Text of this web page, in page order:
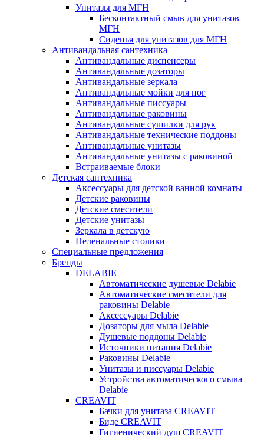
Унитазы для МГН
Бесконтактный смыв для унитазов
МГН
Сиденья для унитазов для МГН
Антивандальная сантехника
Антивандальные диспенсеры
Антивандальные дозаторы
Антивандальные зеркала
Антивандальные мойки для ног
Антивандальные писсуары
Антивандальные раковины
Антивандальные сушилки для рук
Антивандальные технические поддоны
Антивандальные унитазы
Антивандальные унитазы с раковиной
Встраиваемые блоки
Детская сантехника
Аксессуары для детской ванной комнаты
Детские раковины
Детские смесители
Детские унитазы
Зеркала в детскую
Пеленальные столики
Специальные предложения
Бренды
DELABIE
Автоматические душевые Delabie
Автоматические смесители для
раковины Delabie
Аксессуары Delabie
Дозаторы для мыла Delabie
Душевые поддоны Delabie
Источники питания Delabie
Раковины Delabie
Унитазы и писсуары Delabie
Устройства автоматического смыва
Delabie
CREAVIT
Бачки для унитаза CREAVIT
Биде CREAVIT
Гигиенический душ CREAVIT